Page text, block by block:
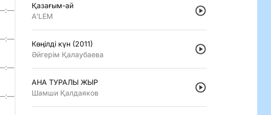
Қазағым-ай
A'LEM
Көңiлдi күн (2011)
Әйгерiм Қалаубаева
АНА ТУРАЛЫ ЖЫР
Шамши Қалдаяков